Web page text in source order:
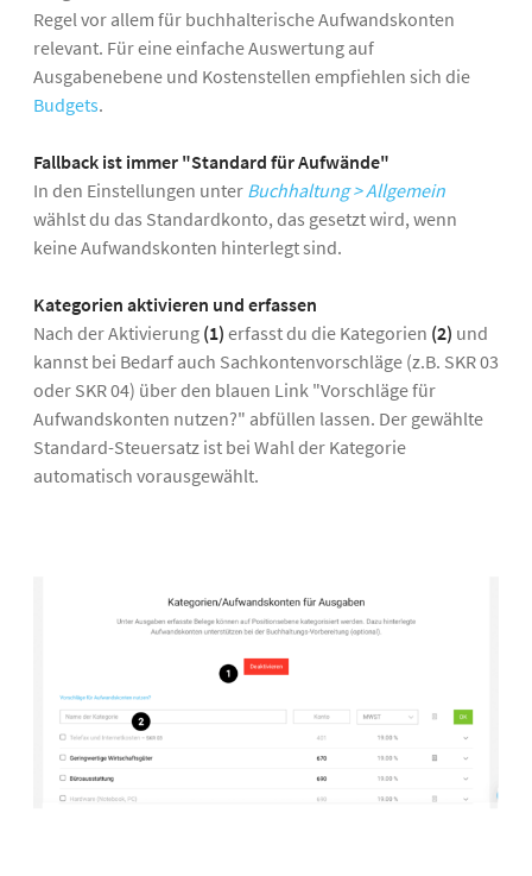
Regel vor allem für buchhalterische Aufwandskonten
relevant. Für eine einfache Auswertung auf
Ausgabenebene und Kostenstellen empfiehlen sich die
Budgets.
Fallback ist immer "Standard für Aufwände"
In den Einstellungen unter Buchhaltung > Allgemein
wählst du das Standardkonto, das gesetzt wird, wenn
keine Aufwandskonten hinterlegt sind.
Kategorien aktivieren und erfassen
Nach der Aktivierung (1) erfasst du die Kategorien (2) und
kannst bei Bedarf auch Sachkontenvorschläge (z.B. SKR 03
oder SKR 04) über den blauen Link "Vorschläge für
Aufwandskonten nutzen?" abfüllen lassen. Der gewählte
Standard-Steuersatz ist bei Wahl der Kategorie
automatisch vorausgewählt.